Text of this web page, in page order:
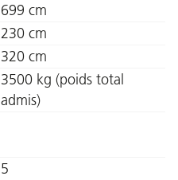
699 cm
230 cm
320 cm
3500 kg (poids total
admis)
5